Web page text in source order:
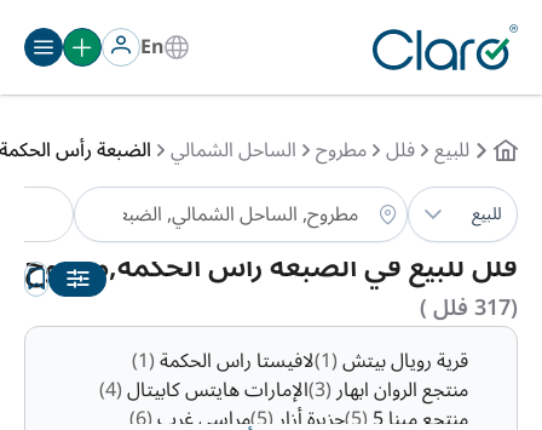
En
للبيع فلل مطروح الساحل الشمالي الضبعة رأس الحكمة
للبيع
فلل للبيع في الضبعة رأس الحكمة,مطروح
(317 فلل )
الترتيب:تلقائي
قرية رويال بيتش(1) لافيستا راس الحكمة(1)
منتجع الروان ابهار(3) الإمارات هايتس كابيتال(4)
منتجع مينا 5 (5) جزيرة أزار (5) مراسي غرب(6)